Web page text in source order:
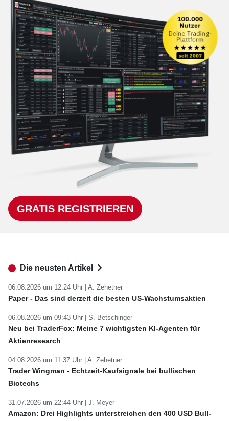
GRATIS REGISTRIEREN
Die neusten Artikel
06.08.2026 um 12:24 Uhr | A. Zehetner
Paper - Das sind derzeit die besten US-Wachstumsaktien
06.08.2026 um 09:43 Uhr | S. Betschinger
Neu bei TraderFox: Meine 7 wichtigsten KI-Agenten für
Aktienresearch
04.08.2026 um 11:37 Uhr | A. Zehetner
Trader Wingman - Echtzeit-Kaufsignale bei bullischen
Biotechs
31.07.2026 um 22:44 Uhr | J. Meyer
Amazon: Drei Highlights unterstreichen den 400 USD Bull-